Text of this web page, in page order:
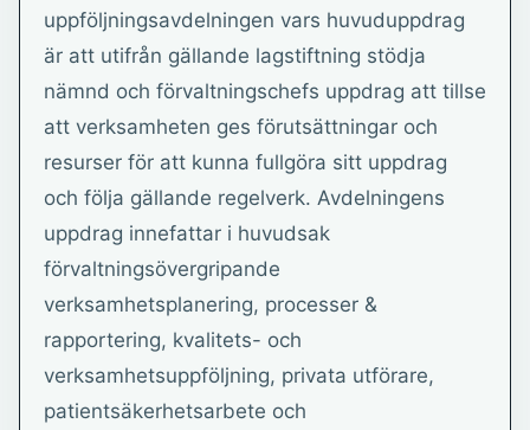
uppföljningsavdelningen vars huvuduppdrag
är att utifrån gällande lagstiftning stödja
nämnd och förvaltningschefs uppdrag att tillse
att verksamheten ges förutsättningar och
resurser för att kunna fullgöra sitt uppdrag
och följa gällande regelverk. Avdelningens
uppdrag innefattar i huvudsak
förvaltningsövergripande
verksamhetsplanering, processer &
rapportering, kvalitets- och
verksamhetsuppföljning, privata utförare,
patientsäkerhetsarbete och